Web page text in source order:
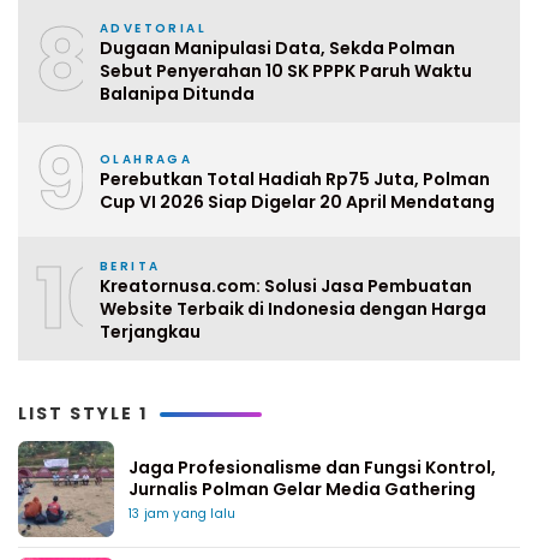
8 ADVETORIAL
Dugaan Manipulasi Data, Sekda Polman
Sebut Penyerahan 10 SK PPPK Paruh Waktu
Balanipa Ditunda
9 OLAHRAGA
Perebutkan Total Hadiah Rp75 Juta, Polman
Cup VI 2026 Siap Digelar 20 April Mendatang
10BERITA
Kreatornusa.com: Solusi Jasa Pembuatan
Website Terbaik di Indonesia dengan Harga
Terjangkau
LIST STYLE 1
Jaga Profesionalisme dan Fungsi Kontrol,
Jurnalis Polman Gelar Media Gathering
13 jam yang lalu